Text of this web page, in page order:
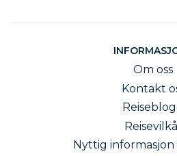
Om oss
Kontakt
Nyttig informasjon